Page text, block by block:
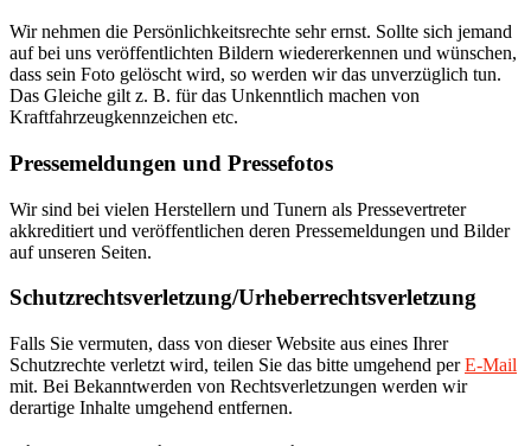
Wir nehmen die Persönlichkeitsrechte sehr ernst. Sollte sich jemand
auf bei uns veröffentlichten Bildern wiedererkennen und wünschen,
dass sein Foto gelöscht wird, so werden wir das unverzüglich tun.
Das Gleiche gilt z. B. für das Unkenntlich machen von
Kraftfahrzeugkennzeichen etc.
Pressemeldungen und Pressefotos
Wir sind bei vielen Herstellern und Tunern als Pressevertreter
akkreditiert und veröffentlichen deren Pressemeldungen und Bilder
auf unseren Seiten.
Schutzrechtsverletzung/Urheberrechtsverletzung
Falls Sie vermuten, dass von dieser Website aus eines Ihrer
Schutzrechte verletzt wird, teilen Sie das bitte umgehend perE-Mail
mit. Bei Bekanntwerden von Rechtsverletzungen werden wir
derartige Inhalte umgehend entfernen.